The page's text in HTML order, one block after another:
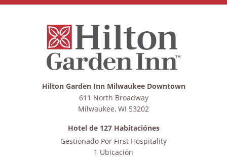
Hilton Garden Inn Milwaukee Downtown
611 North Broadway
Milwaukee, WI 53202
Hotel de 127 Habitaciónes
Gestionado Por First Hospitality
1 Ubicación